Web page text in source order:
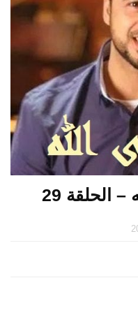
الحلقة 29